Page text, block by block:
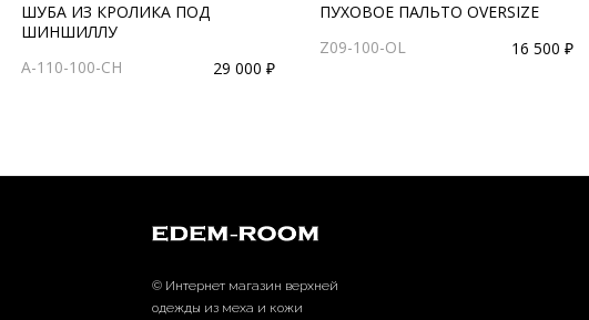
ШУБА ИЗ КРОЛИКА ПОД
ШИНШИЛЛУ
A-110-100-CH
29 000 ₽
ПУХОВОЕ ПАЛЬТО OVERSIZE
Z09-100-OL
16 500 ₽
© Интернет магазин верхней
одежды из меха и кожи